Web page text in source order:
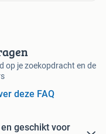
op je zoekopdracht en de
deze FAQ
geschikt voor